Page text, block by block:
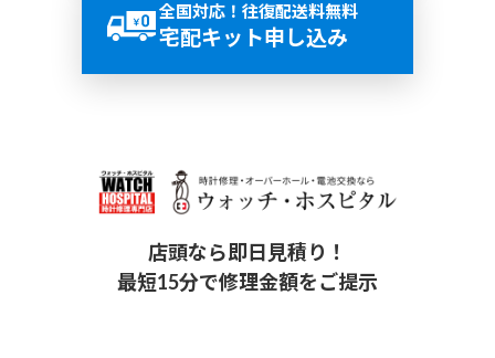
全国対応！往復配送料無料
宅配キット申し込み
店頭なら即日見積り！
最短15分で修理金額をご提示